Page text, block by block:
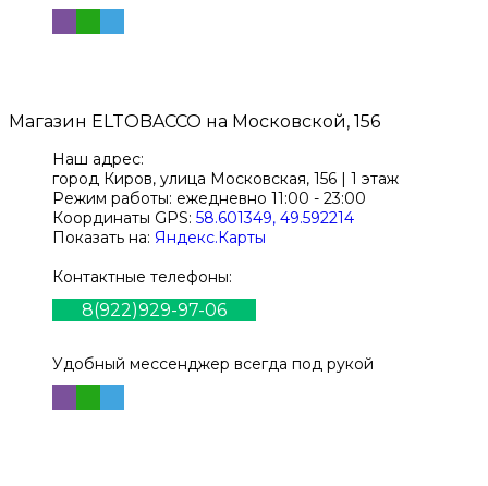
Магазин ELTOBACCO на Московской, 156
Наш адрес:
город Киров, улица Московская, 156 | 1 этаж
Режим работы: ежедневно 11:00 - 23:00
Координаты GPS: 58.601349, 49.592214
Показать на: Яндекс.Карты
Контактные телефоны:
8(922)929-97-06
Удобный мессенджер всегда под рукой